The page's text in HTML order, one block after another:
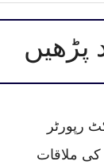
پڑھیں
رپورٹر
کی ملاقات